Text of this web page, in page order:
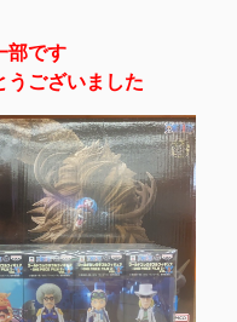
部です
うございました